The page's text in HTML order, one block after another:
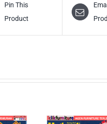
Pin This
Product